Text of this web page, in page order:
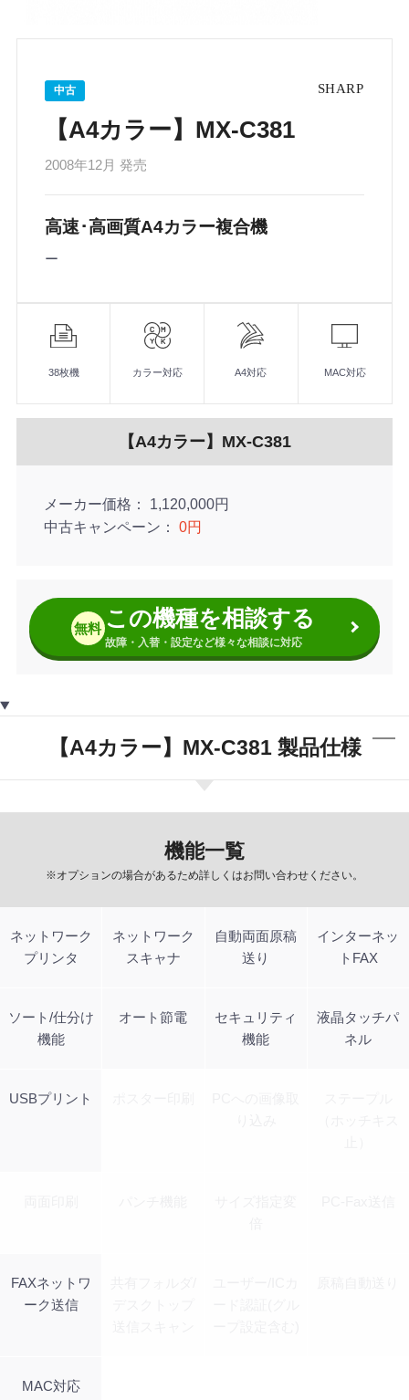
【A4カラー】MX-C381
2008年12月 発売
中古
高速･高画質A4カラー複合機
ー
38枚機 カラー対応 A4対応 MAC対応
【A4カラー】MX-C381
メーカー価格
1,120,000円
中古キャンペーン
0円
無料 この機種を相談する
故障・入替・設定など様々な相談に対応
【A4カラー】MX-C381 製品仕様
機能一覧
※オプションの場合があるため詳しくはお問い合わせください。
ネットワーク
プリンタ
ネットワーク
スキャナ
自動両面原稿
送り
インターネッ
トFAX
ソート/仕分け
機能
オート節電
セキュリティ
機能
液晶タッチパ
ネル
USBプリント
FAXネットワ
ーク送信
MAC対応